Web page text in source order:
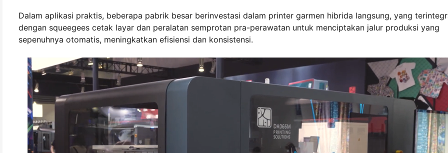
Dalam aplikasi praktis, beberapa pabrik besar berinvestasi dalam printer garmen hibrida langsung, yang
dengan squeegees cetak layar dan peralatan semprotan pra-perawatan untuk menciptakan jalur produksi yang
sepenuhnya otomatis, meningkatkan efisiensi dan konsistensi.